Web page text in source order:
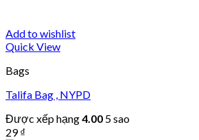
Add to wishlist
Quick View
Bags
Talifa Bag , NYPD
Được xếp hạng4.00 5 sao
29₫